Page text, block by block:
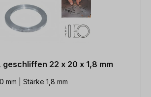
geschliffen 22 x 20 x 1,8 mm
mm | Stärke 1,8 mm